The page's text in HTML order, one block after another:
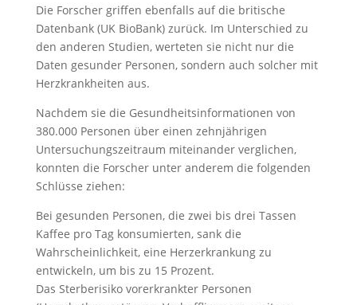
Die Forscher griffen ebenfalls auf die britische
Datenbank (UK BioBank) zurück. Im Unterschied zu
den anderen Studien, werteten sie nicht nur die
Daten gesunder Personen, sondern auch solcher mit
Herzkrankheiten aus.
Nachdem sie die Gesundheitsinformationen von
380.000 Personen über einen zehnjährigen
Untersuchungszeitraum miteinander verglichen,
konnten die Forscher unter anderem die folgenden
Schlüsse ziehen:
Bei gesunden Personen, die zwei bis drei Tassen
Kaffee pro Tag konsumierten, sank die
Wahrscheinlichkeit, eine Herzerkrankung zu
entwickeln, um bis zu 15 Prozent.
Das Sterberisiko vorerkrankter Personen